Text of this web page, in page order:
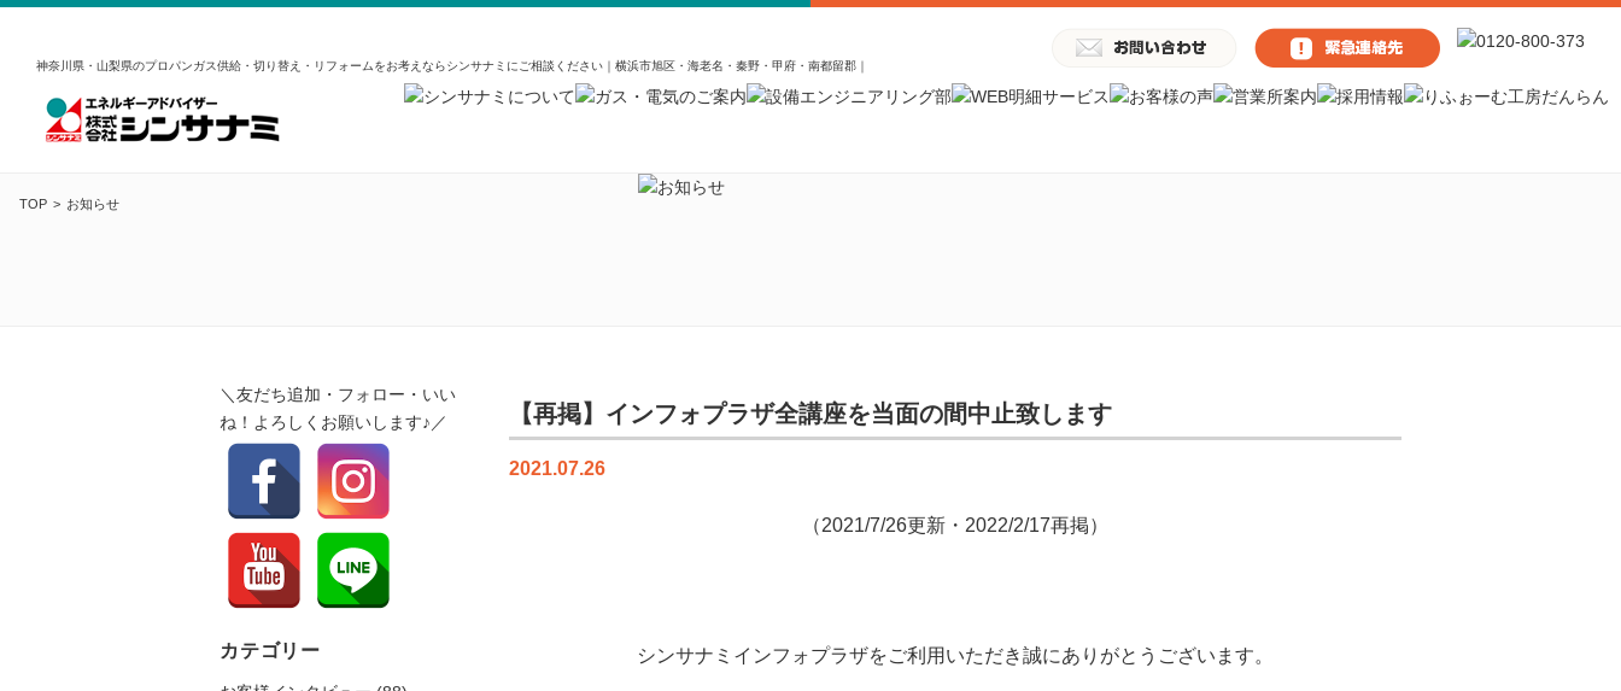
神奈川県・山梨県のプロパンガス供給・切り替え・リフォームをお考えならシンサナミにご相談ください｜横浜市旭区・海老名・秦野・甲府・南都留郡｜
TOP お知らせ
【再掲】インフォプラザ全講座を当面の間中止致します
2021.07.26
（2021/7/26更新・2022/2/17再掲）
シンサナミインフォプラザをご利用いただき誠にありがとうございます。
＼友だち追加・フォロー・いい
ね！よろしくお願いします♪／
カテゴリー